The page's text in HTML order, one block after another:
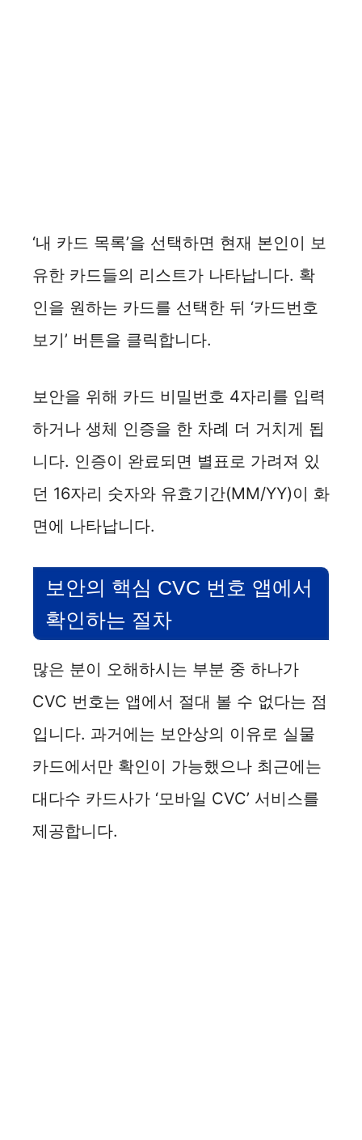
‘내 카드 목록’을 선택하면 현재 본인이 보
유한 카드들의 리스트가 나타납니다. 확
인을 원하는 카드를 선택한 뒤 ‘카드번호
보기’ 버튼을 클릭합니다.
보안을 위해 카드 비밀번호 4자리를 입력
하거나 생체 인증을 한 차례 더 거치게 됩
니다. 인증이 완료되면 별표로 가려져 있
던 16자리 숫자와 유효기간(MM/YY)이 화
면에 나타납니다.
보안의 핵심 CVC 번호 앱에서
확인하는 절차
많은 분이 오해하시는 부분 중 하나가
CVC 번호는 앱에서 절대 볼 수 없다는 점
입니다. 과거에는 보안상의 이유로 실물
카드에서만 확인이 가능했으나 최근에는
대다수 카드사가 ‘모바일 CVC’ 서비스를
제공합니다.